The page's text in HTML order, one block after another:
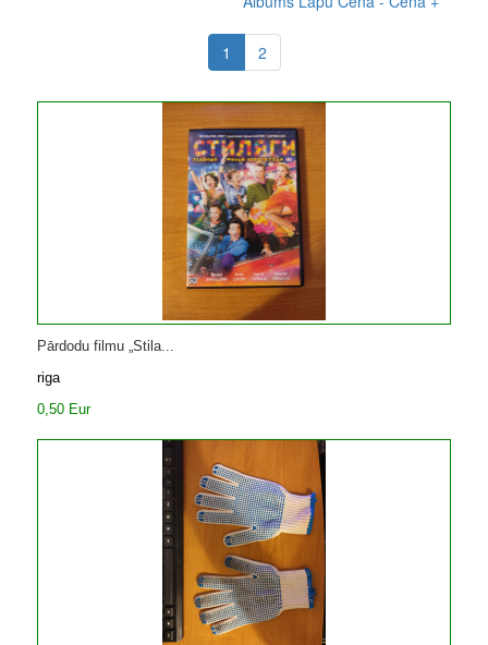
1 2
Pārdodu filmu „Stila...
riga
0,50 Eur